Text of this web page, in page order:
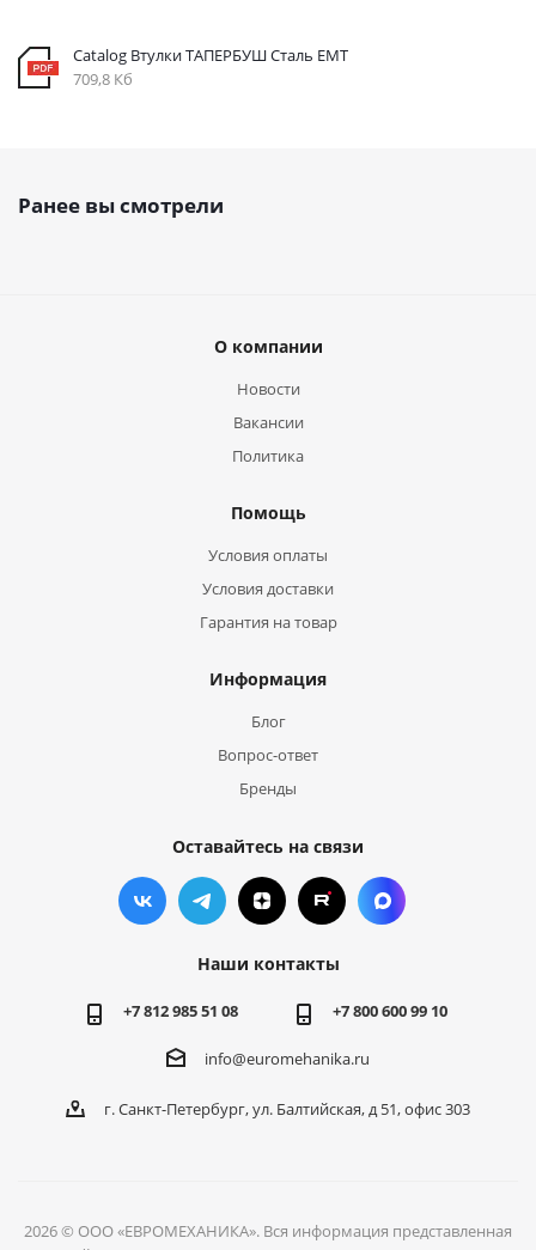
Catalog Втулки ТАПЕРБУШ Сталь ЕМТ
709,8 Кб
Ранее вы смотрели
О компании
Новости
Вакансии
Политика
Помощь
Условия оплаты
Условия доставки
Гарантия на товар
Информация
Блог
Вопрос-ответ
Бренды
Оставайтесь на связи
Наши контакты
+7 812 985 51 08 +7 800 600 99 10
info@euromehanika.ru
г. Санкт-Петербург, ул. Балтийская, д 51, офис 303
2026 © ООО «ЕВРОМЕХАНИКА». Вся информация представленная